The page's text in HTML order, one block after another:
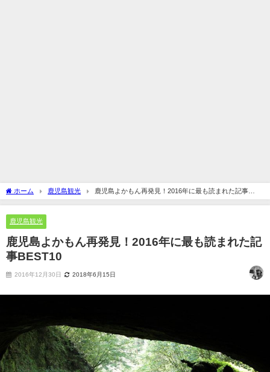
ホーム 鹿児島観光
鹿児島よかもん再発見！2016年に最も読まれた記事
BEST10
鹿児島観光
鹿児島よかもん再発見！2016年に最も読まれた記
事BEST10
2016年12月30日 2018年6月15日